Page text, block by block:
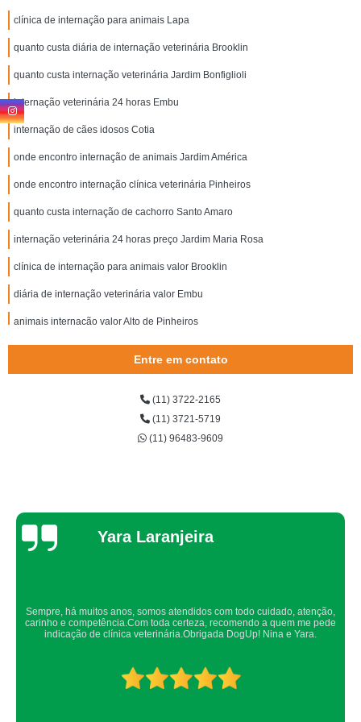
clínica de internação para animais Lapa
quanto custa diária de internação veterinária Brooklin
quanto custa internação veterinária Jardim Bonfiglioli
internação veterinária 24 horas Embu
internação de cães idosos Cotia
onde encontro internação de animais Jardim América
onde encontro internação clínica veterinária Pinheiros
quanto custa internação de cachorro Santo Amaro
internação veterinária 24 horas preço Jardim Maria Rosa
clínica de internação para animais valor Brooklin
diária de internação veterinária valor Embu
animais internação valor Alto de Pinheiros
serviço de internação para cães Lapa
internação de animais preço Cotia
diária de internação veterinária preço Jardim Monte Kemel
onde encontro internação de cachorro Pinheiros
onde encontro internação de cachorro Vila Olímpia
internação para cães preço Morumbi
quanto custa internação de cães idosos Jaguaré
Entre em contato
(11) 3722-2165
(11) 3721-5719
(11) 96483-9609
Thaynah Souza
Confio de olhos fechados os meus cachorros nos atendimentos da dog up,
os veterinários sempre são atenciosos e verificam todos os detalhes
possíveis.